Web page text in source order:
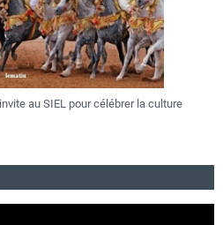
au SIEL pour célébrer la culture